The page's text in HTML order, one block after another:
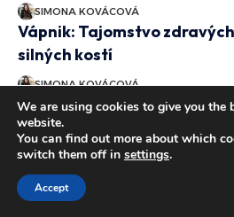
SIMONA KOVÁCOVÁ
Vápnik: Tajomstvo
silných kostí
SIMONA KOVÁCOVÁ
Účinky a použitie
oleja: v službách zdravia a
SIMONA KOVÁCOVÁ
Účinok sedatív na srdce: Ako
môžu pomôcť pri zvládaní
We are using cookies to give you the
website.
You can find out more about which
switch them off in settings.
Accept